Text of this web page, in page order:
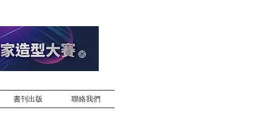
書刊出版 聯絡我們